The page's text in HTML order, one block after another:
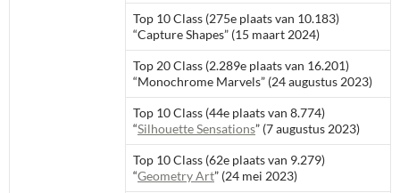
Top 10 Class (275e plaats van 10.183)
“Capture Shapes” (15 maart 2024)
Top 20 Class (2.289e plaats van 16.201)
“Monochrome Marvels” (24 augustus 2023)
Top 10 Class (44e plaats van 8.774)
“Silhouette Sensations” (7 augustus 2023)
Top 10 Class (62e plaats van 9.279)
“Geometry Art” (24 mei 2023)